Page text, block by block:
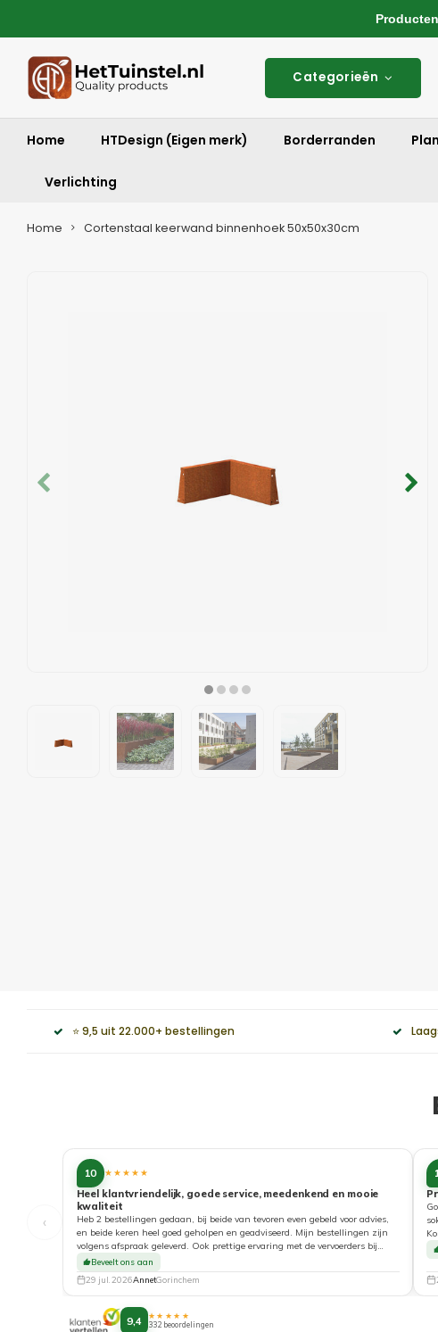
Categorieën
Home HTDesign (Eigen merk) Borderranden
Verlichting
Home Cortenstaal keerwand binnenhoek 50x50x30cm
⭐ 9,5 uit 22.000+ bestellingen
‹
10 ★★★★★
Heel klantvriendelijk, goede service, meedenkend en mooie
kwaliteit
Heb 2 bestellingen gedaan, bij beide van tevoren even gebeld voor advies,
en beide keren heel goed geholpen en geadviseerd. Mijn bestellingen zijn
volgens afspraak geleverd. Ook prettige ervaring met de vervoerders bij
aflevering. Top!
Beveelt ons aan
29 jul. 2026AnnetGorinchem
9,4 ★★★★★
332 beoordelingen
Producten